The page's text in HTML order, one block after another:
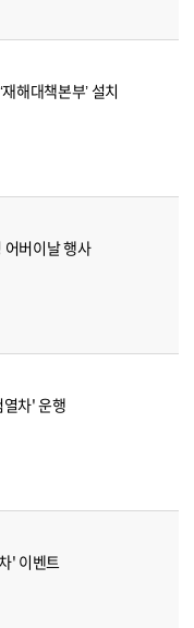
해대책본부’ 설치
어버이날 행사
차' 운행
' 이벤트